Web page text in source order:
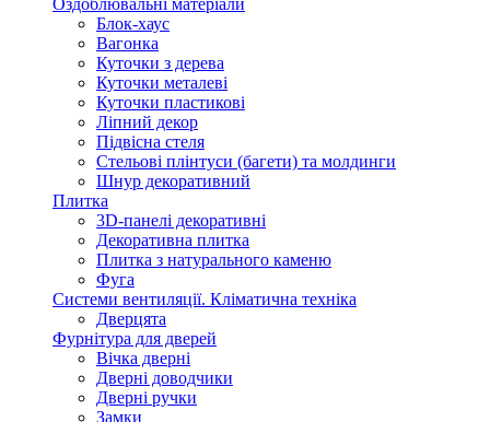
Оздоблювальні матеріали
Блок-хаус
Вагонка
Куточки з дерева
Куточки металеві
Куточки пластикові
Ліпний декор
Підвісна стеля
Стельові плінтуси (багети) та молдинги
Шнур декоративний
Плитка
3D-панелі декоративні
Декоративна плитка
Плитка з натурального каменю
Фуга
Системи вентиляції. Кліматична техніка
Дверцята
Фурнітура для дверей
Вічка дверні
Дверні доводчики
Дверні ручки
Замки